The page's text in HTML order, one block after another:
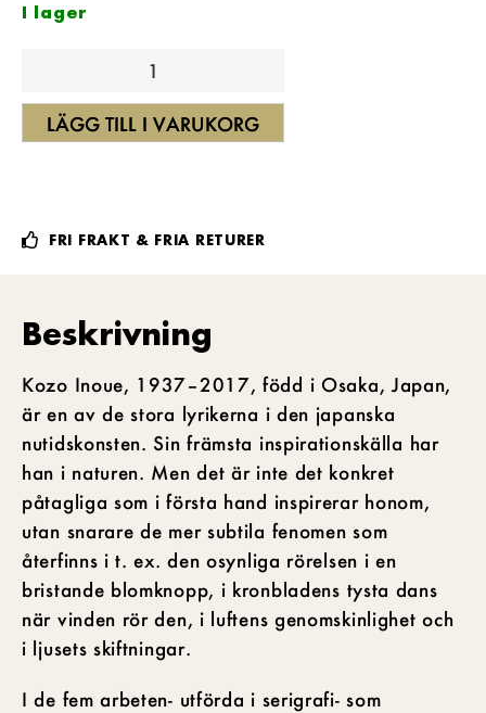
I lager
LÄGG TILL I VARUKORG
FRI FRAKT & FRIA RETURER
Beskrivning
Kozo Inoue, 1937–2017, född i Osaka, Japan,
är en av de stora lyrikerna i den japanska
nutidskonsten. Sin främsta inspirationskälla har
han i naturen. Men det är inte det konkret
påtagliga som i första hand inspirerar honom,
utan snarare de mer subtila fenomen som
återfinns i t. ex. den osynliga rörelsen i en
bristande blomknopp, i kronbladens tysta dans
när vinden rör den, i luftens genomskinlighet och
i ljusets skiftningar.
I de fem arbeten- utförda i serigrafi- som